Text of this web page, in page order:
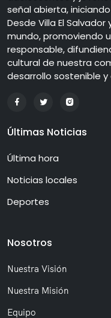
señal abierta, iniciando
Desde Villa El
mundo, promoviendo
responsable,
cultural de nuestra
desarrollo sostenible
Últimas Noticias
Última hora
Noticias locales
Deportes
Nosotros
Nuestra Visión
Nuestra Misión
Equipo